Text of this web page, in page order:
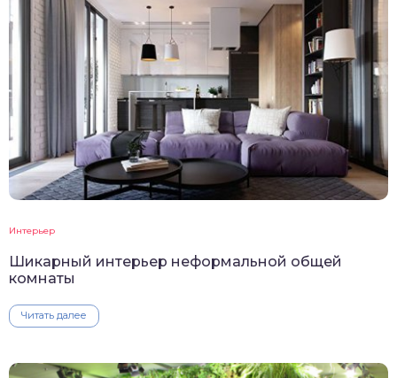
Интерьер
Шикарный интерьер неформальной общей
комнаты
Читать далее